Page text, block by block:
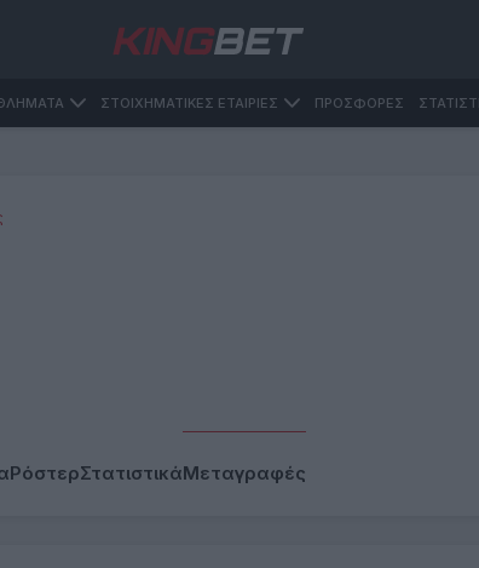
ΣΤΟΙΧΗΜΑΤΙΚΕΣ ΕΤΑΙΡΙΕΣ ΠΡΟΣΦΟΡΕΣ
ΡόστερΣτατιστικάΜεταγραφές